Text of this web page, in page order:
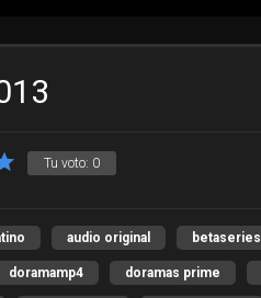
Tu voto: 0
audio original betaseries
doramamp4 doramas prime